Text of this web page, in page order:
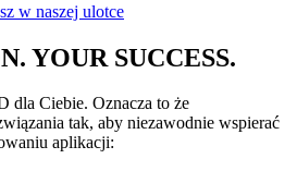
w naszej ulotce
YOUR SUCCESS.
dla Ciebie. Oznacza to że
tak, aby niezawodnie wspierać
aplikacji: